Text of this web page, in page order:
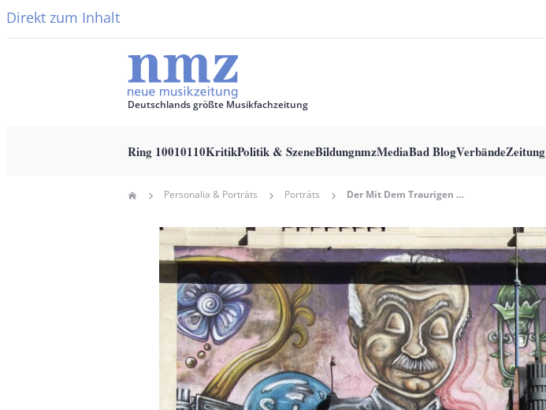
Direkt zum Inhalt
Deutschlands größte Musikfachzeitung
navigation
Ring 10010110KritikPolitik & SzeneBildungnmzMediaBad BlogVerbändeZeitung
Pfadnavigation
Home Personalia & Porträts Porträts Der Mit Dem Traurigen Gedanken Tanzt